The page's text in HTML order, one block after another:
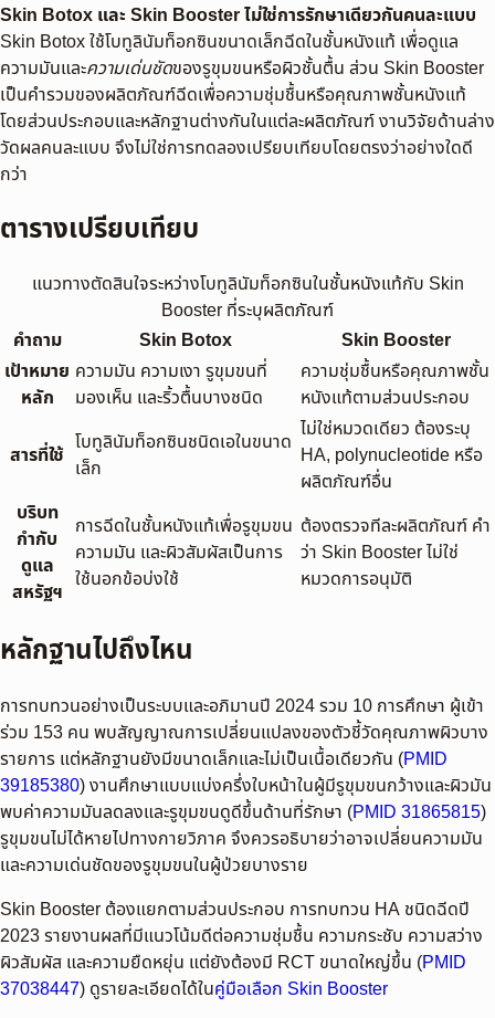
Skin Botox และ Skin Booster ไม่ใช่การรักษาเดียวกันคนละแบบ
Skin Botox ใช้โบทูลินัมท็อกซินขนาดเล็กฉีดในชั้นหนังแท้ เพื่อดูแล
ความมันและความเด่นชัดของรูขุมขนหรือผิวชั้นตื้น ส่วน Skin Booster
เป็นคำรวมของผลิตภัณฑ์ฉีดเพื่อความชุ่มชื้นหรือคุณภาพชั้นหนังแท้
โดยส่วนประกอบและหลักฐานต่างกันในแต่ละผลิตภัณฑ์ งานวิจัยด้านล่าง
วัดผลคนละแบบ จึงไม่ใช่การทดลองเปรียบเทียบโดยตรงว่าอย่างใดดี
กว่า
ตารางเปรียบเทียบ
แนวทางตัดสินใจระหว่างโบทูลินัมท็อกซินในชั้นหนังแท้กับ Skin
Booster ที่ระบุผลิตภัณฑ์
คำถาม
Skin Botox
Skin Booster
เป้าหมาย
หลัก
ความมัน ความเงา รูขุมขนที่
มองเห็น และริ้วตื้นบางชนิด
ความชุ่มชื้นหรือคุณภาพชั้น
หนังแท้ตามส่วนประกอบ
สารที่ใช้ โบทูลินัมท็อกซินชนิดเอในขนาด
เล็ก
ไม่ใช่หมวดเดียว ต้องระบุ
HA, polynucleotide หรือ
ผลิตภัณฑ์อื่น
บริบท
กำกับ
ดูแล
สหรัฐฯ
การฉีดในชั้นหนังแท้เพื่อรูขุมขน
ความมัน และผิวสัมผัสเป็นการ
ใช้นอกข้อบ่งใช้
ต้องตรวจทีละผลิตภัณฑ์ คำ
ว่า Skin Booster ไม่ใช่
หมวดการอนุมัติ
หลักฐานไปถึงไหน
การทบทวนอย่างเป็นระบบและอภิมานปี 2024 รวม 10 การศึกษา ผู้เข้า
ร่วม 153 คน พบสัญญาณการเปลี่ยนแปลงของตัวชี้วัดคุณภาพผิวบาง
รายการ แต่หลักฐานยังมีขนาดเล็กและไม่เป็นเนื้อเดียวกัน (PMID
39185380) งานศึกษาแบบแบ่งครึ่งใบหน้าในผู้มีรูขุมขนกว้างและผิวมัน
พบค่าความมันลดลงและรูขุมขนดูดีขึ้นด้านที่รักษา (PMID 31865815)
รูขุมขนไม่ได้หายไปทางกายวิภาค จึงควรอธิบายว่าอาจเปลี่ยนความมัน
และความเด่นชัดของรูขุมขนในผู้ป่วยบางราย
Skin Booster ต้องแยกตามส่วนประกอบ การทบทวน HA ชนิดฉีดปี
2023 รายงานผลที่มีแนวโน้มดีต่อความชุ่มชื้น ความกระชับ ความสว่าง
ผิวสัมผัส และความยืดหยุ่น แต่ยังต้องมี RCT ขนาดใหญ่ขึ้น (PMID
37038447) ดูรายละเอียดได้ในคู่มือเลือก Skin Booster